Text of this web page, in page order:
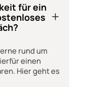
für ein
rund um
einen
Hier geht es